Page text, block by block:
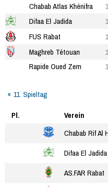
Chabab Atlas Khénifra
Difaa El Jadida
FUS Rabat
Maghreb Tétouan
Rapide Oued Zem
11. Spieltag
Pl. Verein
Chabab Rif Al
Difaa El Jadida
AS.FAR Rabat